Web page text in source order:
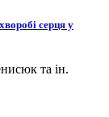
серця у
та ін.